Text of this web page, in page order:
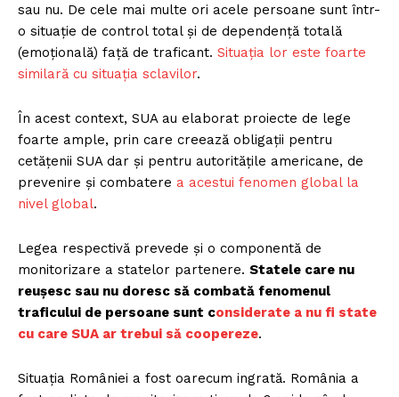
sau nu. De cele mai multe ori acele persoane sunt într-
o situație de control total și de dependență totală
(emoțională) față de traficant. Situația lor este foarte
similară cu situația sclavilor.
În acest context, SUA au elaborat proiecte de lege
foarte ample, prin care creează obligații pentru
cetățenii SUA dar și pentru autoritățile americane, de
prevenire și combatere a acestui fenomen global la
nivel global.
Legea respectivă prevede și o componentă de
monitorizare a statelor partenere. Statele care nu
reușesc sau nu doresc să combată fenomenul
traficului de persoane sunt considerate a nu fi state
cu care SUA ar trebui să coopereze.
Situația României a fost oarecum ingrată. România a